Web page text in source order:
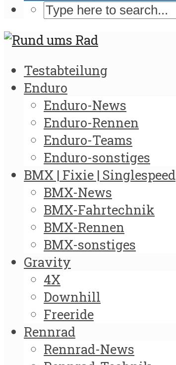
Testabteilung
Enduro
Enduro-News
Enduro-Rennen
Enduro-Teams
Enduro-sonstiges
BMX | Fixie | Singlespeed
BMX-News
BMX-Fahrtechnik
BMX-Rennen
BMX-sonstiges
Gravity
4X
Downhill
Freeride
Rennrad
Rennrad-News